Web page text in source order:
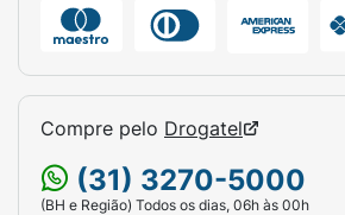
Compre pelo Drogatel
(31) 3270-5000
(BH e Região) Todos os dias, 06h às 00h